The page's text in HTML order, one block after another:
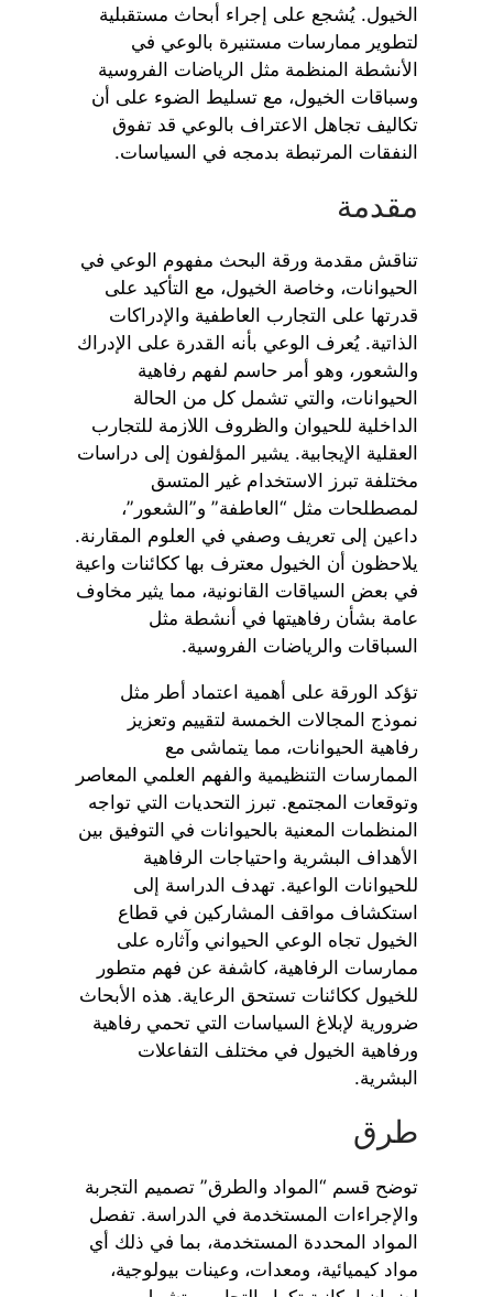
الخيول. يُشجع على إجراء أبحاث مستقبلية
لتطوير ممارسات مستنيرة بالوعي في
الأنشطة المنظمة مثل الرياضات الفروسية
وسباقات الخيول، مع تسليط الضوء على أن
تكاليف تجاهل الاعتراف بالوعي قد تفوق
النفقات المرتبطة بدمجه في السياسات.
مقدمة
تناقش مقدمة ورقة البحث مفهوم الوعي في
الحيوانات، وخاصة الخيول، مع التأكيد على
قدرتها على التجارب العاطفية والإدراكات
الذاتية. يُعرف الوعي بأنه القدرة على الإدراك
والشعور، وهو أمر حاسم لفهم رفاهية
الحيوانات، والتي تشمل كل من الحالة
الداخلية للحيوان والظروف اللازمة للتجارب
العقلية الإيجابية. يشير المؤلفون إلى دراسات
مختلفة تبرز الاستخدام غير المتسق
لمصطلحات مثل “العاطفة” و”الشعور”،
داعين إلى تعريف وصفي في العلوم المقارنة.
يلاحظون أن الخيول معترف بها ككائنات واعية
في بعض السياقات القانونية، مما يثير مخاوف
عامة بشأن رفاهيتها في أنشطة مثل
السباقات والرياضات الفروسية.
تؤكد الورقة على أهمية اعتماد أطر مثل
نموذج المجالات الخمسة لتقييم وتعزيز
رفاهية الحيوانات، مما يتماشى مع
الممارسات التنظيمية والفهم العلمي المعاصر
وتوقعات المجتمع. تبرز التحديات التي تواجه
المنظمات المعنية بالحيوانات في التوفيق بين
الأهداف البشرية واحتياجات الرفاهية
للحيوانات الواعية. تهدف الدراسة إلى
استكشاف مواقف المشاركين في قطاع
الخيول تجاه الوعي الحيواني وآثاره على
ممارسات الرفاهية، كاشفة عن فهم متطور
للخيول ككائنات تستحق الرعاية. هذه الأبحاث
ضرورية لإبلاغ السياسات التي تحمي رفاهية
ورفاهية الخيول في مختلف التفاعلات
البشرية.
طرق
توضح قسم “المواد والطرق” تصميم التجربة
والإجراءات المستخدمة في الدراسة. تفصل
المواد المحددة المستخدمة، بما في ذلك أي
مواد كيميائية، ومعدات، وعينات بيولوجية،